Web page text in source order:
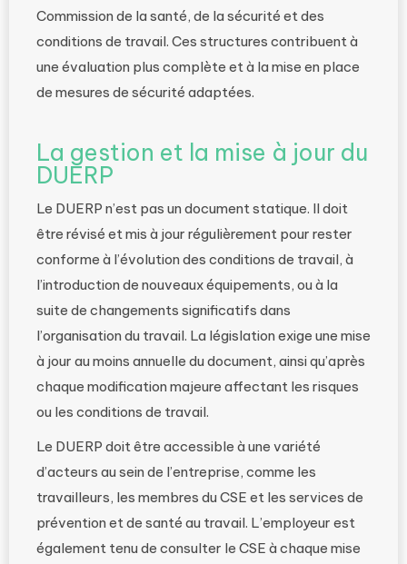
Commission de la santé, de la sécurité et des
conditions de travail. Ces structures contribuent à
une évaluation plus complète et à la mise en place
de mesures de sécurité adaptées.
La gestion et la mise à jour du
DUERP
Le DUERP n’est pas un document statique. Il doit
être révisé et mis à jour régulièrement pour rester
conforme à l’évolution des conditions de travail, à
l’introduction de nouveaux équipements, ou à la
suite de changements significatifs dans
l’organisation du travail. La législation exige une mise
à jour au moins annuelle du document, ainsi qu’après
chaque modification majeure affectant les risques
ou les conditions de travail.
Le DUERP doit être accessible à une variété
d’acteurs au sein de l’entreprise, comme les
travailleurs, les membres du CSE et les services de
prévention et de santé au travail. L’employeur est
également tenu de consulter le CSE à chaque mise